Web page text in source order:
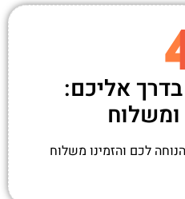
אליכם:
לכם והזמינו משלוח